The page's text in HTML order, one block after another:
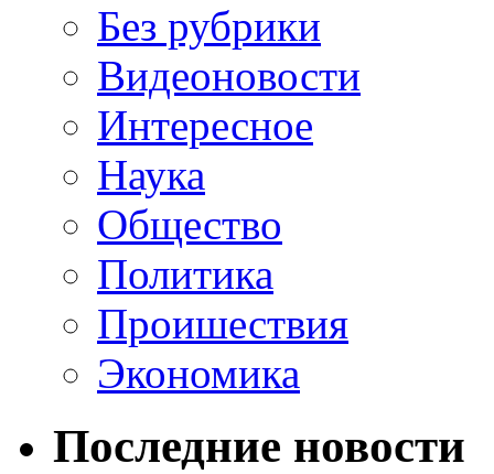
Без рубрики
Видеоновости
Интересное
Наука
Общество
Политика
Проишествия
Экономика
Последние новости